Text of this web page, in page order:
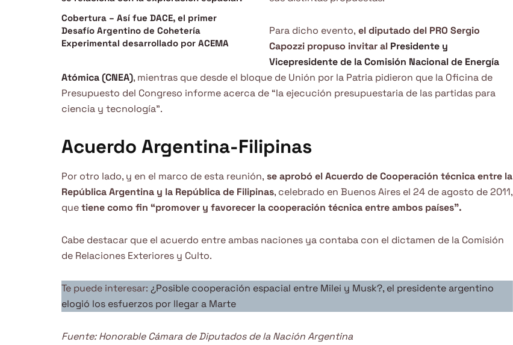
Cobertura – Así fue DACE, el primer
Desafío Argentino de Cohetería
Experimental desarrollado por ACEMA
Para dicho evento, el diputado del PRO Sergio
Capozzi propuso invitar al Presidente y
Vicepresidente de la Comisión Nacional de Energía
Atómica (CNEA), mientras que desde el bloque de Unión por la Patria pidieron que la Oficina de
Presupuesto del Congreso informe acerca de “la ejecución presupuestaria de las partidas para
ciencia y tecnología”.
Acuerdo Argentina-Filipinas
Por otro lado, y en el marco de esta reunión, se aprobó el Acuerdo de Cooperación técnica entre la
República Argentina y la República de Filipinas, celebrado en Buenos Aires el 24 de agosto de 2011,
quetiene como fin “promover y favorecer la cooperación técnica entre ambos países”.
Cabe destacar que el acuerdo entre ambas naciones ya contaba con el dictamen de la Comisión
de Relaciones Exteriores y Culto.
Te puede interesar: ¿Posible cooperación espacial entre Milei y Musk?, el presidente argentino
elogió los esfuerzos por llegar a Marte
Fuente: Honorable Cámara de Diputados de la Nación Argentina